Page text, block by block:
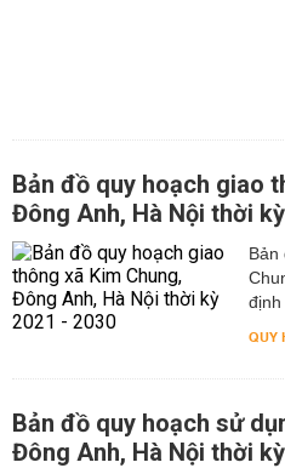
Bản đồ quy hoạch giao
Đông Anh, Hà Nội thời
Bản
định
QUY
Bản đồ quy hoạch sử
Đông Anh, Hà Nội thời